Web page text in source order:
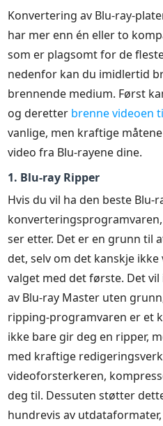
Konvertering av Blu-ray-
har mer enn én eller to
som er plagsomt for de
nedenfor kan du imidlertid
brennende medium. Først
og deretter brenne videoen
vanlige, men kraftige
video fra Blu-rayene dine.
1. Blu-ray Ripper
Hvis du vil ha den beste Blu-
ser etter. Det er en grunn til
det, selv om det kanskje
valget med det første. Det
av Blu-ray Master uten
ripping-programvaren er et
ikke bare gir deg en ripper,
med kraftige
videoforsterkeren,
deg til. Dessuten støtter
hundrevis av